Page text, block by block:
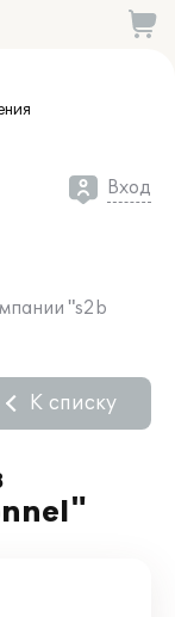
Вход
"s2b
К списку